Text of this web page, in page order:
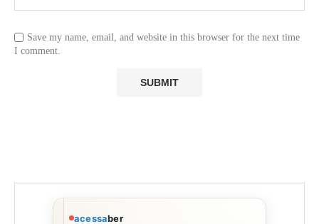
Save my name, email, and website in this browser for the next time
I comment.
acessaber